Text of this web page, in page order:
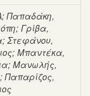
;Παπαδάκη,
; Γρίβα,
;Στεφάνου,
; Μπαντέκα,
; Μανωλής,
;Παπαρίζος,